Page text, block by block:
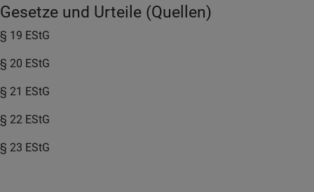
Gesetze und Urteile (Quellen)
§ 19 EStG
§ 20 EStG
§ 21 EStG
§ 22 EStG
§ 23 EStG